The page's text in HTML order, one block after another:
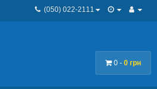
(050) 022-2111
0 - 0 грн